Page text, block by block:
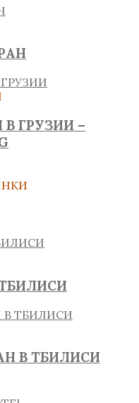
ГРУЗИИ –
В ТБИЛИСИ